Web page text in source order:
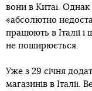
вони в Китаї. Однак
«абсолютно
працюють в Італії
не поширюється.
Уже з 29 січня
магазинів в Італії.